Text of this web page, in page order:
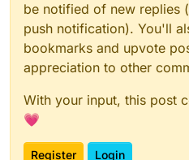
be notified of new replies
push notification). You'll
bookmarks and upvote
appreciation to other
With your input, this post
💗
Register Login